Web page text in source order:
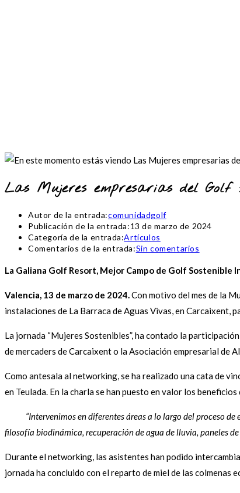
Las Mujeres empresarias del Golf
Autor de la entrada:comunidadgolf
Publicación de la entrada:13 de marzo de 2024
Categoría de la entrada:Artículos
Comentarios de la entrada:Sin comentarios
La Galiana Golf Resort, Mejor Campo de Golf Sostenible
Valencia, 13 de marzo de 2024.Con motivo del mes de la
instalaciones de La Barraca de Aguas Vivas, en Carcaixent,
La jornada “Mujeres Sostenibles”, ha contado la
de mercaders de Carcaixent o la Asociación empresarial de
Como antesala al networking, se ha realizado una cata de
en Teulada. En la charla se han puesto en valor los
“Intervenimos en diferentes áreas a lo largo del proceso de
filosofía biodinámica, recuperación de agua de lluvia, paneles
Durante el networking, las asistentes han podido
jornada ha concluido con el reparto de miel de las colmenas